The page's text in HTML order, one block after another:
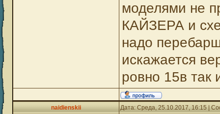
моделями не
КАЙЗЕРА и
надо
искажается
ровно 15в так
naidienskii Дата: Среда, 25.10.2017, 16:15 |